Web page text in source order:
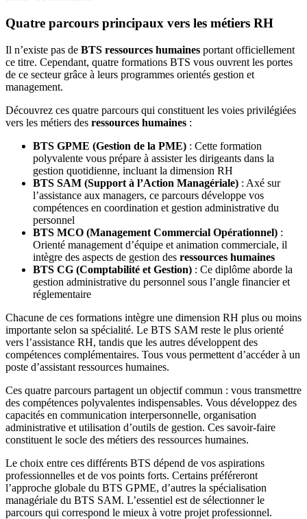
Quatre parcours principaux vers les métiers RH
Il n’existe pas de BTS ressources humaines portant officiellement
ce titre. Cependant, quatre formations BTS vous ouvrent les portes
de ce secteur grâce à leurs programmes orientés gestion et
management.
Découvrez ces quatre parcours qui constituent les voies privilégiées
vers les métiers des ressources humaines :
BTS GPME (Gestion de la PME) : Cette formation
polyvalente vous prépare à assister les dirigeants dans la
gestion quotidienne, incluant la dimension RH
BTS SAM (Support à l’Action Managériale) : Axé sur
l’assistance aux managers, ce parcours développe vos
compétences en coordination et gestion administrative du
personnel
BTS MCO (Management Commercial Opérationnel) :
Orienté management d’équipe et animation commerciale, il
intègre des aspects de gestion des ressources humaines
BTS CG (Comptabilité et Gestion) : Ce diplôme aborde la
gestion administrative du personnel sous l’angle financier et
réglementaire
Chacune de ces formations intègre une dimension RH plus ou moins
importante selon sa spécialité. Le BTS SAM reste le plus orienté
vers l’assistance RH, tandis que les autres développent des
compétences complémentaires. Tous vous permettent d’accéder à un
poste d’assistant ressources humaines.
Ces quatre parcours partagent un objectif commun : vous transmettre
des compétences polyvalentes indispensables. Vous développez des
capacités en communication interpersonnelle, organisation
administrative et utilisation d’outils de gestion. Ces savoir-faire
constituent le socle des métiers des ressources humaines.
Le choix entre ces différents BTS dépend de vos aspirations
professionnelles et de vos points forts. Certains préféreront
l’approche globale du BTS GPME, d’autres la spécialisation
managériale du BTS SAM. L’essentiel est de sélectionner le
parcours qui correspond le mieux à votre projet professionnel.